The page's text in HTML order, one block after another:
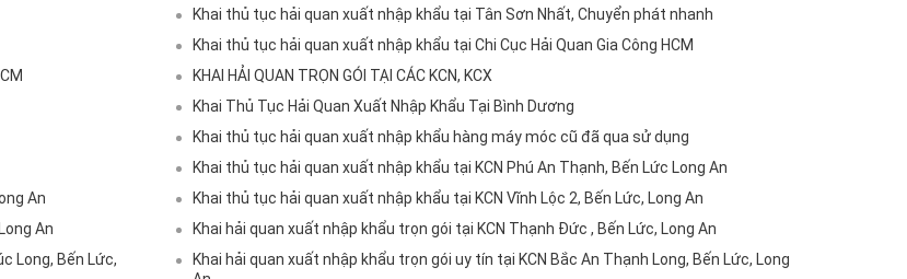
Khai thủ tục hải quan xuất nhập khẩu tại Tân Sơn Nhất, Chuyển phát nhanh
Khai thủ tục hải quan xuất nhập khẩu tại Chi Cục Hải Quan Gia Công HCM
KHAI HẢI QUAN TRỌN GÓI TẠI CÁC KCN, KCX
Khai Thủ Tục Hải Quan Xuất Nhập Khẩu Tại Bình Dương
Khai thủ tục hải quan xuất nhập khẩu hàng máy móc cũ đã qua sử dụng
Khai thủ tục hải quan xuất nhập khẩu tại KCN Phú An Thạnh, Bến Lức Long An
An
Khai thủ tục hải quan xuất nhập khẩu tại KCN Vĩnh Lộc 2, Bến Lức, Long An
An
Khai hải quan xuất nhập khẩu trọn gói tại KCN Thạnh Đức , Bến Lức, Long An
Long, Bến Lức,
Khai hải quan xuất nhập khẩu trọn gói uy tín tại KCN Bắc An Thạnh Long, Bến Lức, Long